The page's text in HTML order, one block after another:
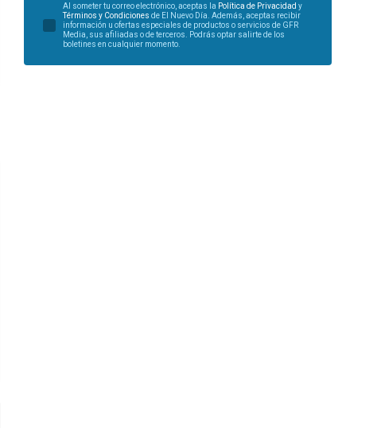
Al someter tu correo electrónico, aceptas la Política de Privacidad y
Términos y Condiciones de El Nuevo Día. Además, aceptas recibir
información u ofertas especiales de productos o servicios de GFR
Media, sus afiliadas o de terceros. Podrás optar salirte de los
boletines en cualquier momento.